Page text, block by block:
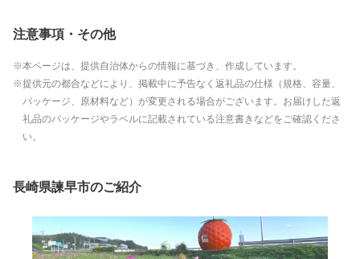
注意事項・その他
本ページは、提供自治体からの情報に基づき、作成しています。
提供元の都合などにより、掲載中に予告なく返礼品の仕様（規格、容量、
パッケージ、原材料など）が変更される場合がございます。お届けした返
礼品のパッケージやラベルに記載されている注意書きなどをご確認くださ
い。
長崎県諫早市のご紹介